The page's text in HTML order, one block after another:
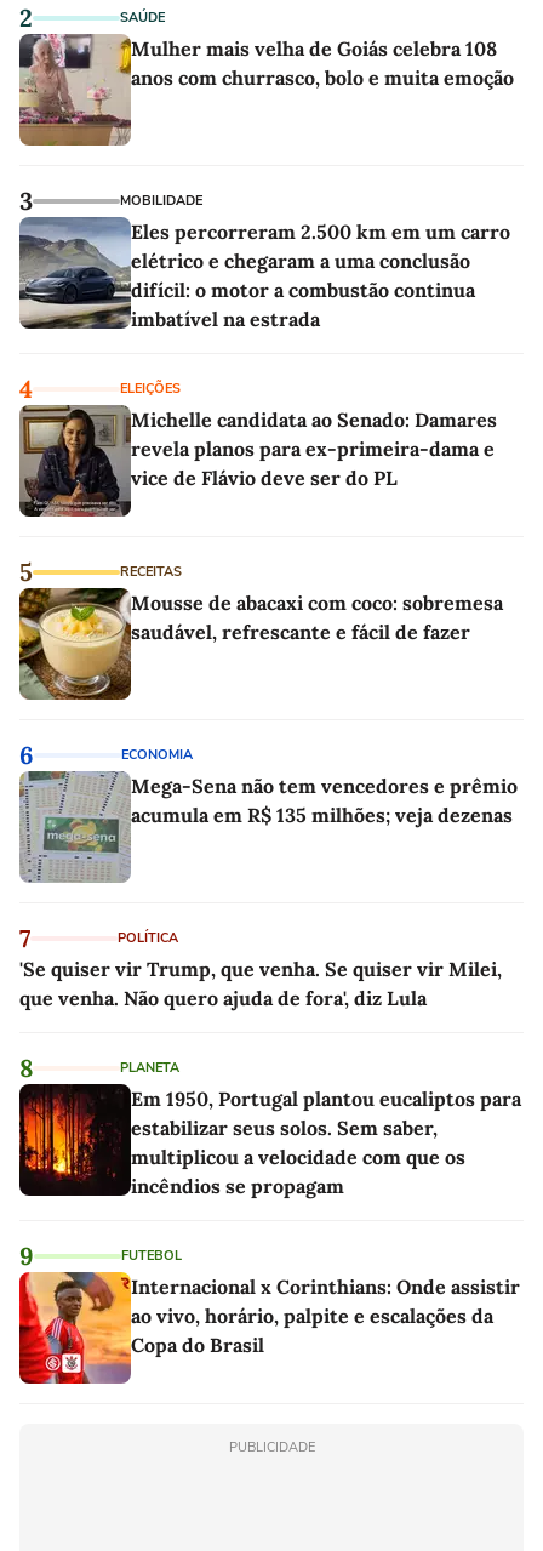
2 SAÚDE
Mulher mais velha de Goiás celebra 108
anos com churrasco, bolo e muita emoção
3 MOBILIDADE
Eles percorreram 2.500 km em um carro
elétrico e chegaram a uma conclusão
difícil: o motor a combustão continua
imbatível na estrada
4 ELEIÇÕES
Michelle candidata ao Senado: Damares
revela planos para ex-primeira-dama e
vice de Flávio deve ser do PL
5 RECEITAS
Mousse de abacaxi com coco: sobremesa
saudável, refrescante e fácil de fazer
6 ECONOMIA
Mega-Sena não tem vencedores e prêmio
acumula em R$ 135 milhões; veja dezenas
7 POLÍTICA
'Se quiser vir Trump, que venha. Se quiser vir Milei,
que venha. Não quero ajuda de fora', diz Lula
8 PLANETA
Em 1950, Portugal plantou eucaliptos para
estabilizar seus solos. Sem saber,
multiplicou a velocidade com que os
incêndios se propagam
9 FUTEBOL
Internacional x Corinthians: Onde assistir
ao vivo, horário, palpite e escalações da
Copa do Brasil
PUBLICIDADE